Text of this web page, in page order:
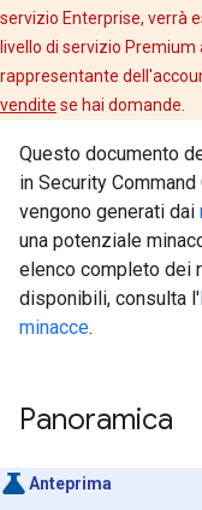
servizio Enterprise, verrà
livello di servizio
rappresentante
vendite se hai domande.
Questo documento
in Security
vengono generati dai
una potenziale
elenco completo dei
disponibili, consulta l'
minacce.
Panoramica
Anteprima